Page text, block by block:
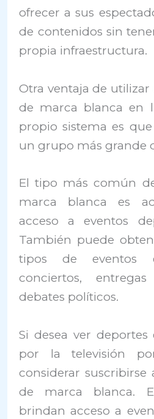
ofrecer a sus
de contenidos sin
propia infraestructura.
Otra ventaja de
de marca blanca en
propio sistema es
un grupo más grande
El tipo más común
marca blanca es
acceso a eventos
También puede
tipos de eventos
conciertos,
debates políticos.
Si desea ver
por la televisión
considerar suscribirse
de marca blanca.
brindan acceso a